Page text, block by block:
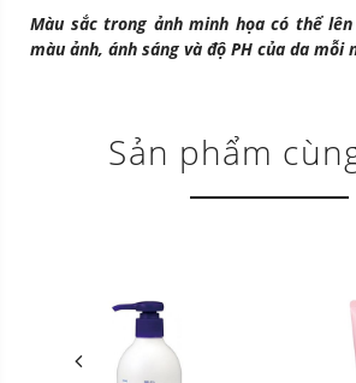
Màu sắc trong ảnh minh họa có thể
màu ảnh, ánh sáng và độ PH của da mỗi
Sản phẩm